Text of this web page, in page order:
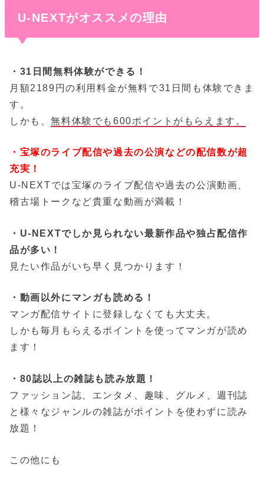
U-NEXTがオススメの理由
・31日間無料体験ができる！
月額2189円の利用料金が無料で31日間も体験できま
す。
しかも、無料体験でも600ポイントがもらえます。
・宝塚のライブ配信や過去の公演などの配信数が超
充実！
U-NEXTでは宝塚のライブ配信や過去の公演動画、
稽古場トークなど貴重な動画が満載！
・U-NEXTでしか見られない最新作品や独占配信作
品が多い！
見たい作品がいち早く見つかります！
・動画以外にマンガも読める！
マンガ配信サイトに登録しなくても大丈夫。
しかも毎月もらえるポイントを使ってマンガが読め
ます！
・80誌以上の雑誌も読み放題！
ファッション誌、エンタメ、趣味、グルメ、週刊誌
と様々なジャンルの雑誌がポイントを使わずに読み
放題！
この他にも